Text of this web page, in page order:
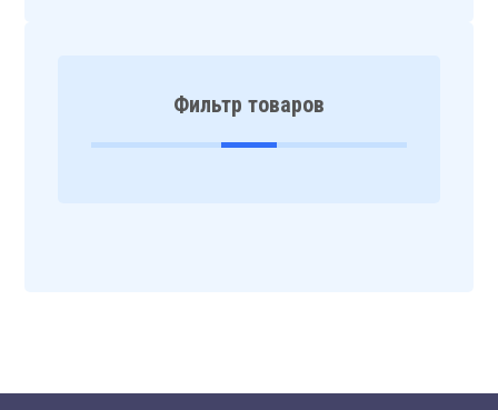
Фильтр товаров